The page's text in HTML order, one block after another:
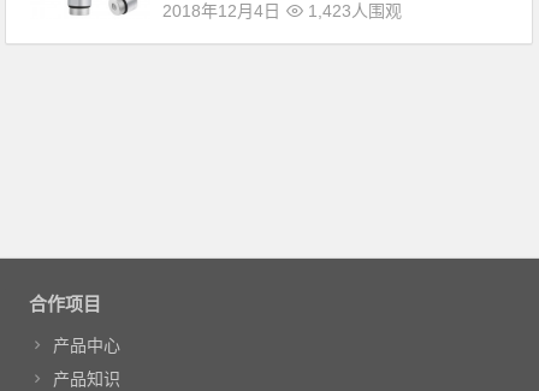
2018年12月4日 1,423人围观
合作项目
产品中心
产品知识